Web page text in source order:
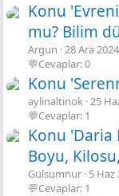
Konu
mu? Bilim
Argun 28 Ara 2024
💬Cevaplar: 0
Konu
aylinaltinok 25
💬Cevaplar: 1
Konu 'Daria
Boyu,
Gulsumnur 5 Haz
💬Cevaplar: 1